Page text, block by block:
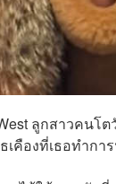
ลูกสาวคนโ
องที่เธอทำกา